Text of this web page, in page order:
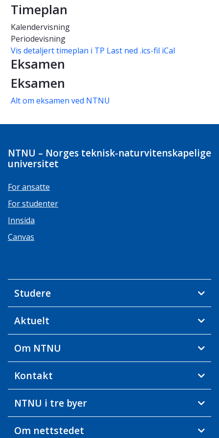
Timeplan
Kalendervisning
Periodevisning
Vis detaljert timeplan i TP Last ned .ics-fil iCal
Eksamen
Eksamen
Alt om eksamen ved NTNU
NTNU – Norges teknisk-naturvitenskapelige
universitet
For ansatte
For studenter
Innsida
Canvas
Studere
Aktuelt
Om NTNU
Kontakt
NTNU i tre byer
Om nettstedet